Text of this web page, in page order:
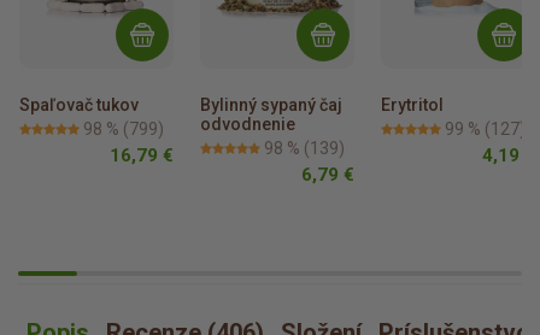
Spaľovač tukov
98 % (799)
16,79 €
Bylinný sypaný čaj
odvodnenie
98 % (139)
6,79 €
Erytritol
99 % (127)
4,19 €